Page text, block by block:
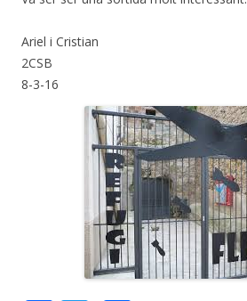
Ariel i Cristian
2CSB
8-3-16